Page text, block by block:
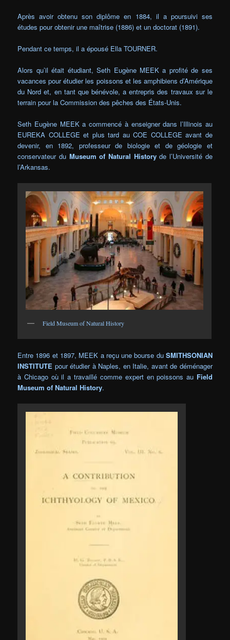
Après avoir obtenu son diplôme en 1884, il a poursuivi ses
études pour obtenir une maîtrise (1886) et un doctorat (1891).
Pendant ce temps, il a épousé Ella TOURNER.
Alors qu’il était étudiant, Seth Eugène MEEK a profité de ses
vacances pour étudier les poissons et les amphibiens d’Amérique
du Nord et, en tant que bénévole, a entrepris des travaux sur le
terrain pour la Commission des pêches des États-Unis.
Seth Eugène MEEK a commencé à enseigner dans l’Illinois au
EUREKA COLLEGE et plus tard au COE COLLEGE avant de
devenir, en 1892, professeur de biologie et de géologie et
conservateur du Museum of Natural Historyde l’Université de
l’Arkansas.
Field Museum of Natural History
Entre 1896 et 1897, MEEK a reçu une bourse du SMITHSONIAN
INSTITUTE pour étudier à Naples, en Italie, avant de déménager
à Chicago où il a travaillé comme expert en poissons au Field
Museum of Natural History.